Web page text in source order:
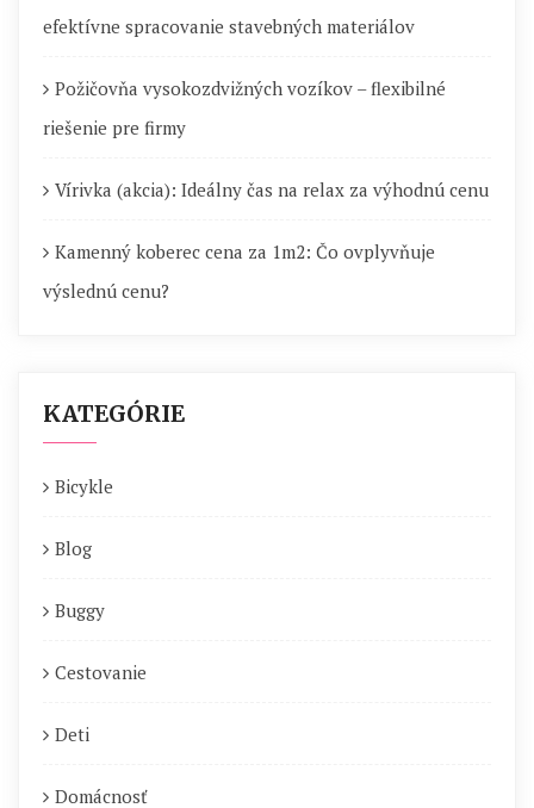
efektívne spracovanie stavebných materiálov
Požičovňa vysokozdvižných vozíkov – flexibilné
riešenie pre firmy
Vírivka (akcia): Ideálny čas na relax za výhodnú cenu
Kamenný koberec cena za 1m2: Čo ovplyvňuje
výslednú cenu?
KATEGÓRIE
Bicykle
Blog
Buggy
Cestovanie
Deti
Domácnosť